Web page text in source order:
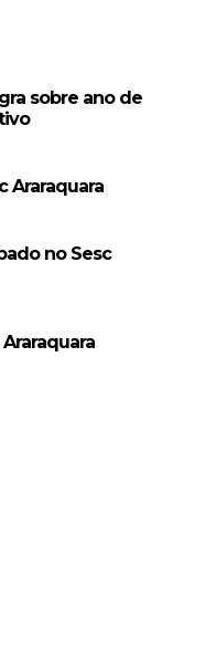
sobre ano de
Araraquara
no Sesc